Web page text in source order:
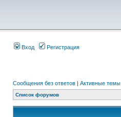
Вход Регистрация
Сообщения без ответов | Активные темы
Список форумов